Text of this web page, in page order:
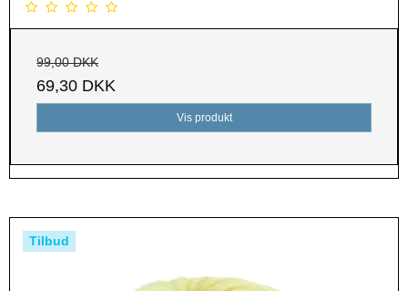
99,00 DKK
69,30 DKK
Vis produkt
Tilbud